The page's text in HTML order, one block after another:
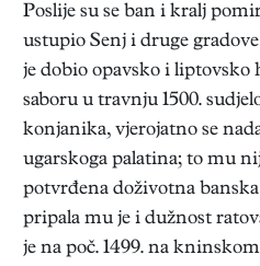
Poslije su se ban i kralj
ustupio Senj i druge
je dobio opavsko i liptovsko
saboru u travnju 1500.
konjanika, vjerojatno se
ugarskoga palatina; to mu
potvrđena doživotna
pripala mu je i dužnost
je na poč. 1499. na